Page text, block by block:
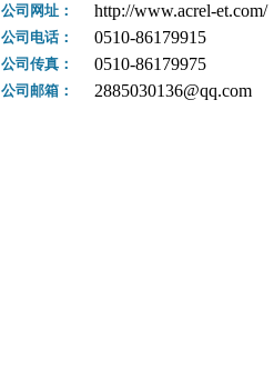
公司网址： http://www.acrel-et.com/
公司电话： 0510-86179915
公司传真： 0510-86179975
公司邮箱： 2885030136@qq.com